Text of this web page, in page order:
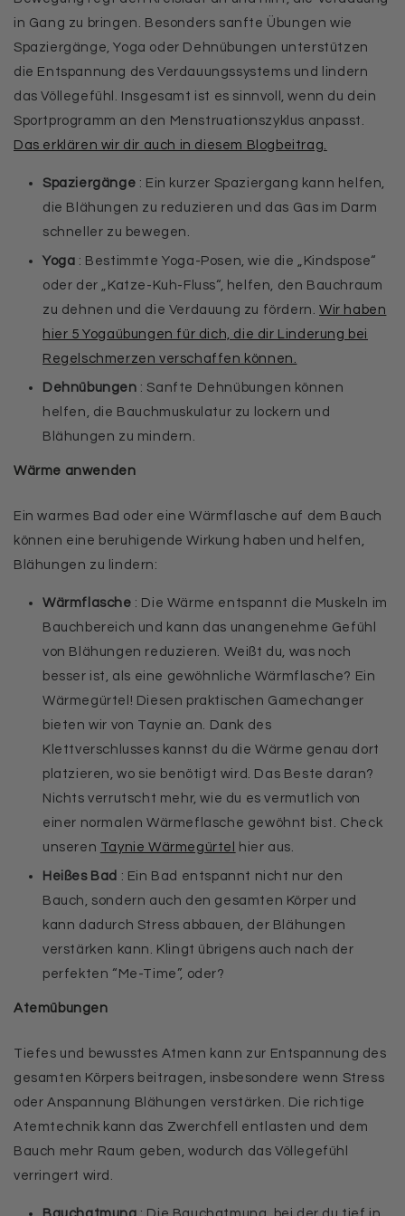
in Gang zu bringen. Besonders sanfte Übungen wie
Spaziergänge, Yoga oder Dehnübungen unterstützen
die Entspannung des Verdauungssystems und lindern
das Völlegefühl. Insgesamt ist es sinnvoll, wenn du dein
Sportprogramm an den Menstruationszyklus anpasst.
Das erklären wir dir auch in diesem Blogbeitrag.
Spaziergänge : Ein kurzer Spaziergang kann helfen,
die Blähungen zu reduzieren und das Gas im Darm
schneller zu bewegen.
Yoga : Bestimmte Yoga-Posen, wie die „Kindspose“
oder der „Katze-Kuh-Fluss“, helfen, den Bauchraum
zu dehnen und die Verdauung zu fördern.Wir haben
hier 5 Yogaübungen für dich, die dir Linderung bei
Regelschmerzen verschaffen können.
Dehnübungen : Sanfte Dehnübungen können
helfen, die Bauchmuskulatur zu lockern und
Blähungen zu mindern.
Wärme anwenden
Ein warmes Bad oder eine Wärmflasche auf dem Bauch
können eine beruhigende Wirkung haben und helfen,
Blähungen zu lindern:
Wärmflasche : Die Wärme entspannt die Muskeln im
Bauchbereich und kann das unangenehme Gefühl
von Blähungen reduzieren. Weißt du, was noch
besser ist, als eine gewöhnliche Wärmflasche? Ein
Wärmegürtel! Diesen praktischen Gamechanger
bieten wir von Taynie an. Dank des
Klettverschlusses kannst du die Wärme genau dort
platzieren, wo sie benötigt wird. Das Beste daran?
Nichts verrutscht mehr, wie du es vermutlich von
einer normalen Wärmeflasche gewöhnt bist. Check
unseren Taynie Wärmegürtel hier aus.
Heißes Bad : Ein Bad entspannt nicht nur den
Bauch, sondern auch den gesamten Körper und
kann dadurch Stress abbauen, der Blähungen
verstärken kann. Klingt übrigens auch nach der
perfekten “Me-Time”, oder?
Atemübungen
Tiefes und bewusstes Atmen kann zur Entspannung des
gesamten Körpers beitragen, insbesondere wenn Stress
oder Anspannung Blähungen verstärken. Die richtige
Atemtechnik kann das Zwerchfell entlasten und dem
Bauch mehr Raum geben, wodurch das Völlegefühl
verringert wird.